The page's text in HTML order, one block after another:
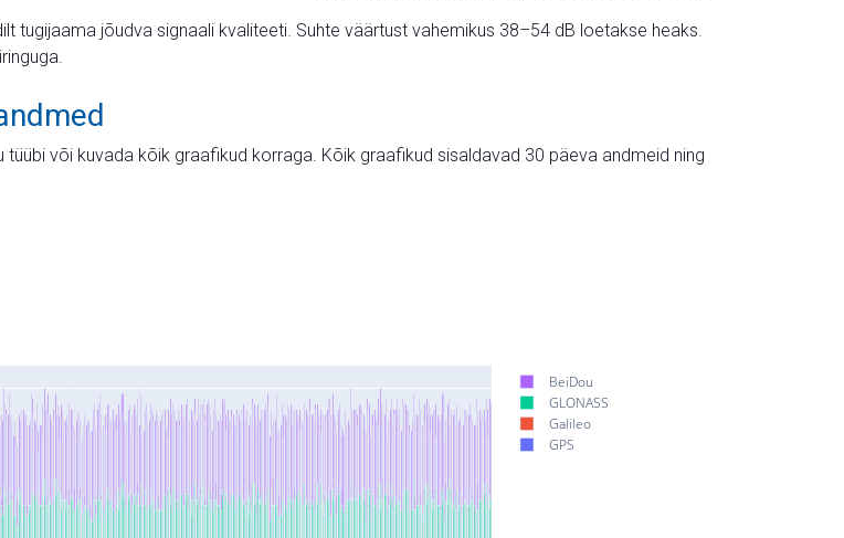
tugijaama jõudva signaali kvaliteeti. Suhte väärtust vahemikus 38–54 dB loetakse heaks.
tüübi või kuvada kõik graafikud korraga. Kõik graafikud sisaldavad 30 päeva andmeid ning
BeiDou
GLONASS
Galileo
GPS